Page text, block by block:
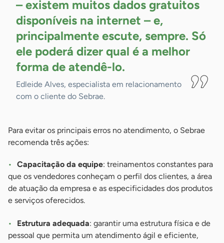
– existem muitos dados gratuitos
disponíveis na internet – e,
principalmente escute, sempre. Só
ele poderá dizer qual é a melhor
forma de atendê-lo.
Edleide Alves, especialista em relacionamento
com o cliente do Sebrae.
Para evitar os principais erros no atendimento, o Sebrae
recomenda três ações:
Capacitação da equipe: treinamentos constantes para
que os vendedores conheçam o perfil dos clientes, a área
de atuação da empresa e as especificidades dos produtos
e serviços oferecidos.
Estrutura adequada: garantir uma estrutura física e de
pessoal que permita um atendimento ágil e eficiente,